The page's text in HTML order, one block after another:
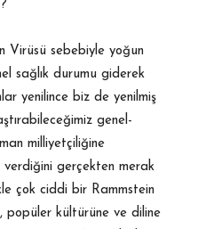
Virüsü sebebiyle yoğun
sağlık durumu giderek
yenilince biz de yenilmiş
genel-
milliyetçiliğine
verdiğini gerçekten merak
çok ciddi bir Rammstein
popüler kültürüne ve diline